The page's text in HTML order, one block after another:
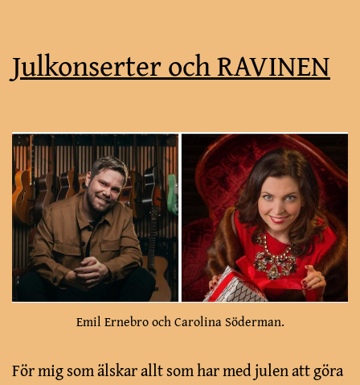
Julkonserter och RAVINEN
Emil Ernebro och Carolina Söderman.
För mig som älskar allt som har med julen att göra